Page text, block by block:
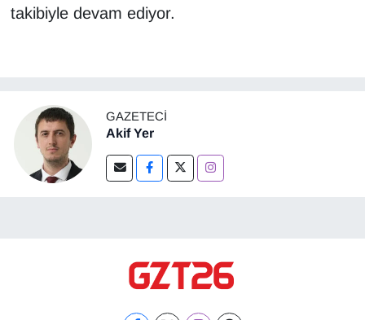
takibiyle devam ediyor.
GAZETECI
Akif Yer